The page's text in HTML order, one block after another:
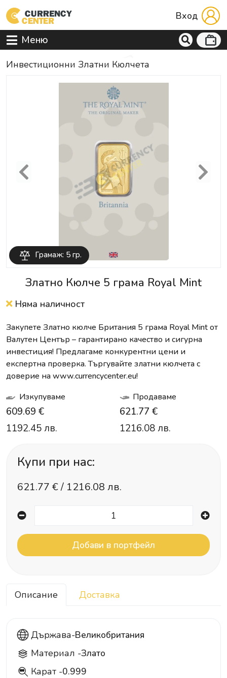
Вход
Меню
Инвестиционни Златни Кюлчета
Грамаж: 5 гр.
Previous Next
Златно Кюлче 5 грама Royal Mint
Няма наличност
Закупете Златно кюлче Британия 5 грама Royal Mint от
Валутен Център – гарантирано качество и сигурна
инвестиция! Предлагаме конкурентни цени и
експертна проверка. Търгувайте златни кюлчета с
доверие на www.currencycenter.eu!
Изкупуваме
609.69 €
1192.45 лв.
Продаваме
621.77 €
1216.08 лв.
Купи при нас:
621.77 € / 1216.08 лв.
Описание Доставка
Държава-Великобритания
Материал -Злато
999 Карат -0.999